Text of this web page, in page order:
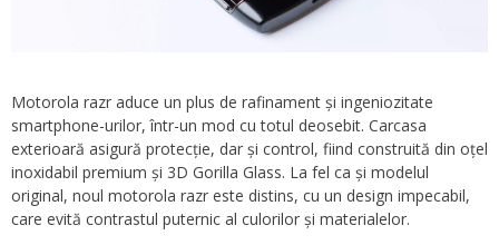
Motorola razr aduce un plus de rafinament și ingeniozitate
smartphone-urilor, într-un mod cu totul deosebit. Carcasa
exterioară asigură protecție, dar și control, fiind construită din oțel
inoxidabil premium și 3D Gorilla Glass. La fel ca și modelul
original, noul motorola razr este distins, cu un design impecabil,
care evită contrastul puternic al culorilor și materialelor.